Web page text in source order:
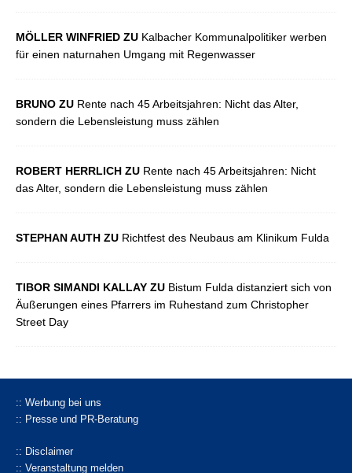
MÖLLER WINFRIED ZU Kalbacher Kommunalpolitiker werben
für einen naturnahen Umgang mit Regenwasser
BRUNO ZU Rente nach 45 Arbeitsjahren: Nicht das Alter,
sondern die Lebensleistung muss zählen
ROBERT HERRLICH ZU Rente nach 45 Arbeitsjahren: Nicht
das Alter, sondern die Lebensleistung muss zählen
STEPHAN AUTH ZU Richtfest des Neubaus am Klinikum Fulda
TIBOR SIMANDI KALLAY ZU Bistum Fulda distanziert sich von
Äußerungen eines Pfarrers im Ruhestand zum Christopher
Street Day
:: Werbung bei uns
:: Presse und PR-Beratung
:: Disclaimer
:: Veranstaltung melden